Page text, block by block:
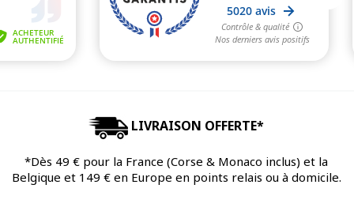
LIVRAISON OFFERTE*
*Dès 49 € pour la France (Corse & Monaco inclus) et la
Belgique et 149 € en Europe en points relais ou à domicile.